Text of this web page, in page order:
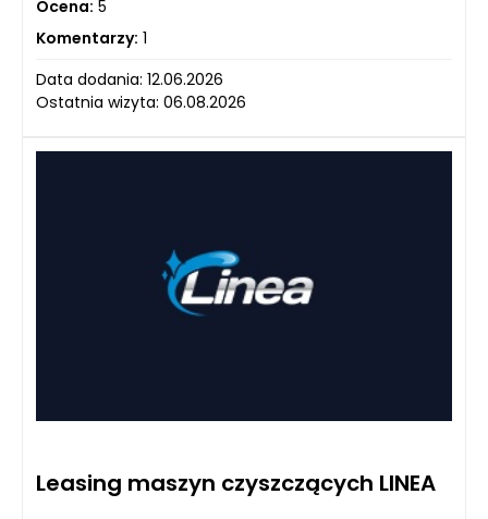
Ocena: 5
Komentarzy: 1
Data dodania: 12.06.2026
Ostatnia wizyta: 06.08.2026
Leasing maszyn czyszczących LINEA